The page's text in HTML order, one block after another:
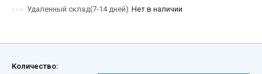
Удаленный склад(7-14 дней) Нет в наличии
Количество: